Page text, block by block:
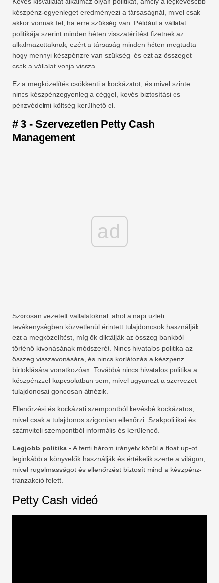
Kevés kisvállalat alkalmaz olyan politikát, amely a legkevesebb
készpénz-egyenleget eredményezi a társaságnál, mivel csak
akkor vonnak fel, ha erre szükség van. Például a vállalat
politikája szerint minden héten visszatérítést fizetnek az
alkalmazottaknak, ezért a társaság minden héten megtudta,
hogy mennyi készpénzre van szükség, és ezt az összeget
csak a vállalat vonja vissza.
Ez a megközelítés csökkenti a kockázatot, és mivel szinte
nincs készpénzegyenleg a céggel, kevés biztosítási és
pénzvédelmi költség kerülhető el.
# 3 - Szervezetlen Petty Cash
Management
ad
Szorosan vezetett vállalatoknál, ahol a napi üzleti
tevékenységben közvetlenül érintett tulajdonosok használják
ezt a megközelítést, míg ők diktálják az összeg bankból
történő kivonásának módszerét. Nincs hivatalos politika az
összeg visszavonására, és nincs korlátozás a készpénz
birtoklására vonatkozóan. Továbbá nincs hivatalos politika a
készpénzzel kapcsolatban sem, mivel ugyanezt a szervezet
tulajdonosai gondosan átnézik.
Ellenőrzési és kockázati szempontból kevésbé kockázatos,
mivel csak a tulajdonos szigorúan ellenőrzi. Szakpolitikai és
számviteli szempontból informális és kerülendő.
Legjobb politika - A fenti három irányelv közül a float up-ot
leginkább a könyvelők használják és értékelik szerte a világon,
mivel rugalmasságot és ellenőrzést biztosít mind a készpénz-
tranzakció felett.
Petty Cash videó